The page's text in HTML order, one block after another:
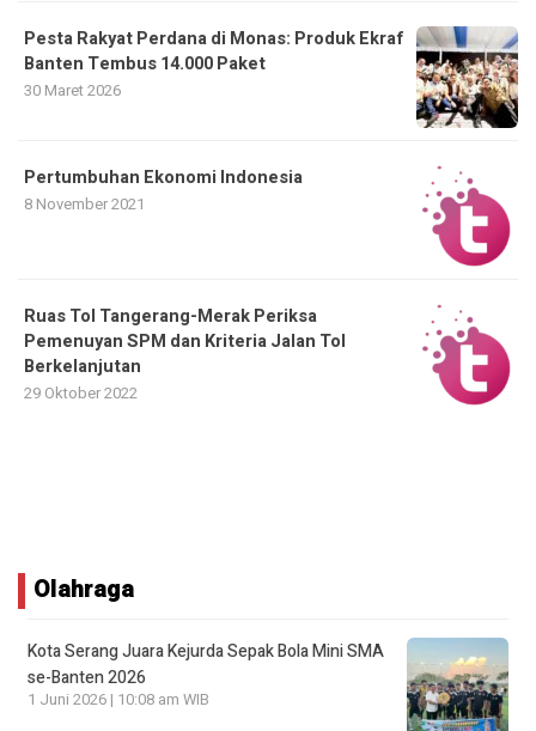
Pesta Rakyat Perdana di Monas: Produk Ekraf
Banten Tembus 14.000 Paket
30 Maret 2026
Pertumbuhan Ekonomi Indonesia
8 November 2021
Ruas Tol Tangerang-Merak Periksa
Pemenuyan SPM dan Kriteria Jalan Tol
Berkelanjutan
29 Oktober 2022
Olahraga
Kota Serang Juara Kejurda Sepak Bola Mini SMA
se-Banten 2026
1 Juni 2026 | 10:08 am WIB